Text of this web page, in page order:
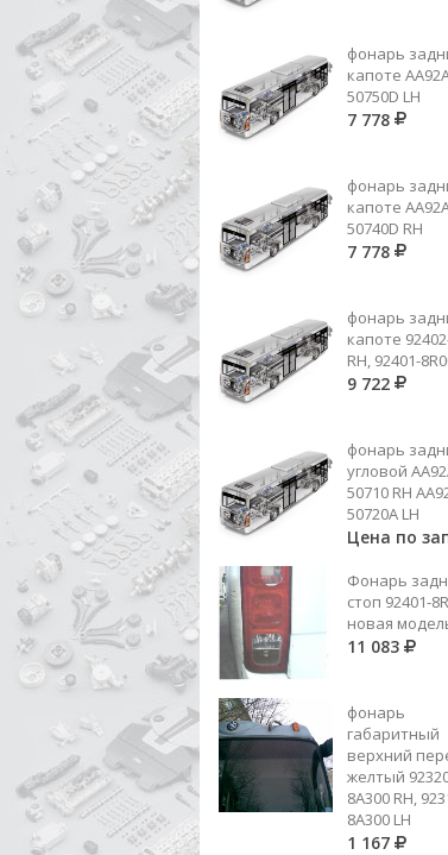
ГАЙКА СТУПИЦЫ ПЕРЕД
875
Добавить в корзину
фонарь
капоте
50750D LH
7 778
фонарь
капоте
50740D RH
7 778
фонарь
капоте
RH, 92401-
9 722
фонарь
угловой
50710 RH
50720A LH
Цена по
Фонарь
стоп 92401-
новая
11 083
фонарь
габаритный
верхний
желтый
8A300 RH,
8А300 LH
1 167